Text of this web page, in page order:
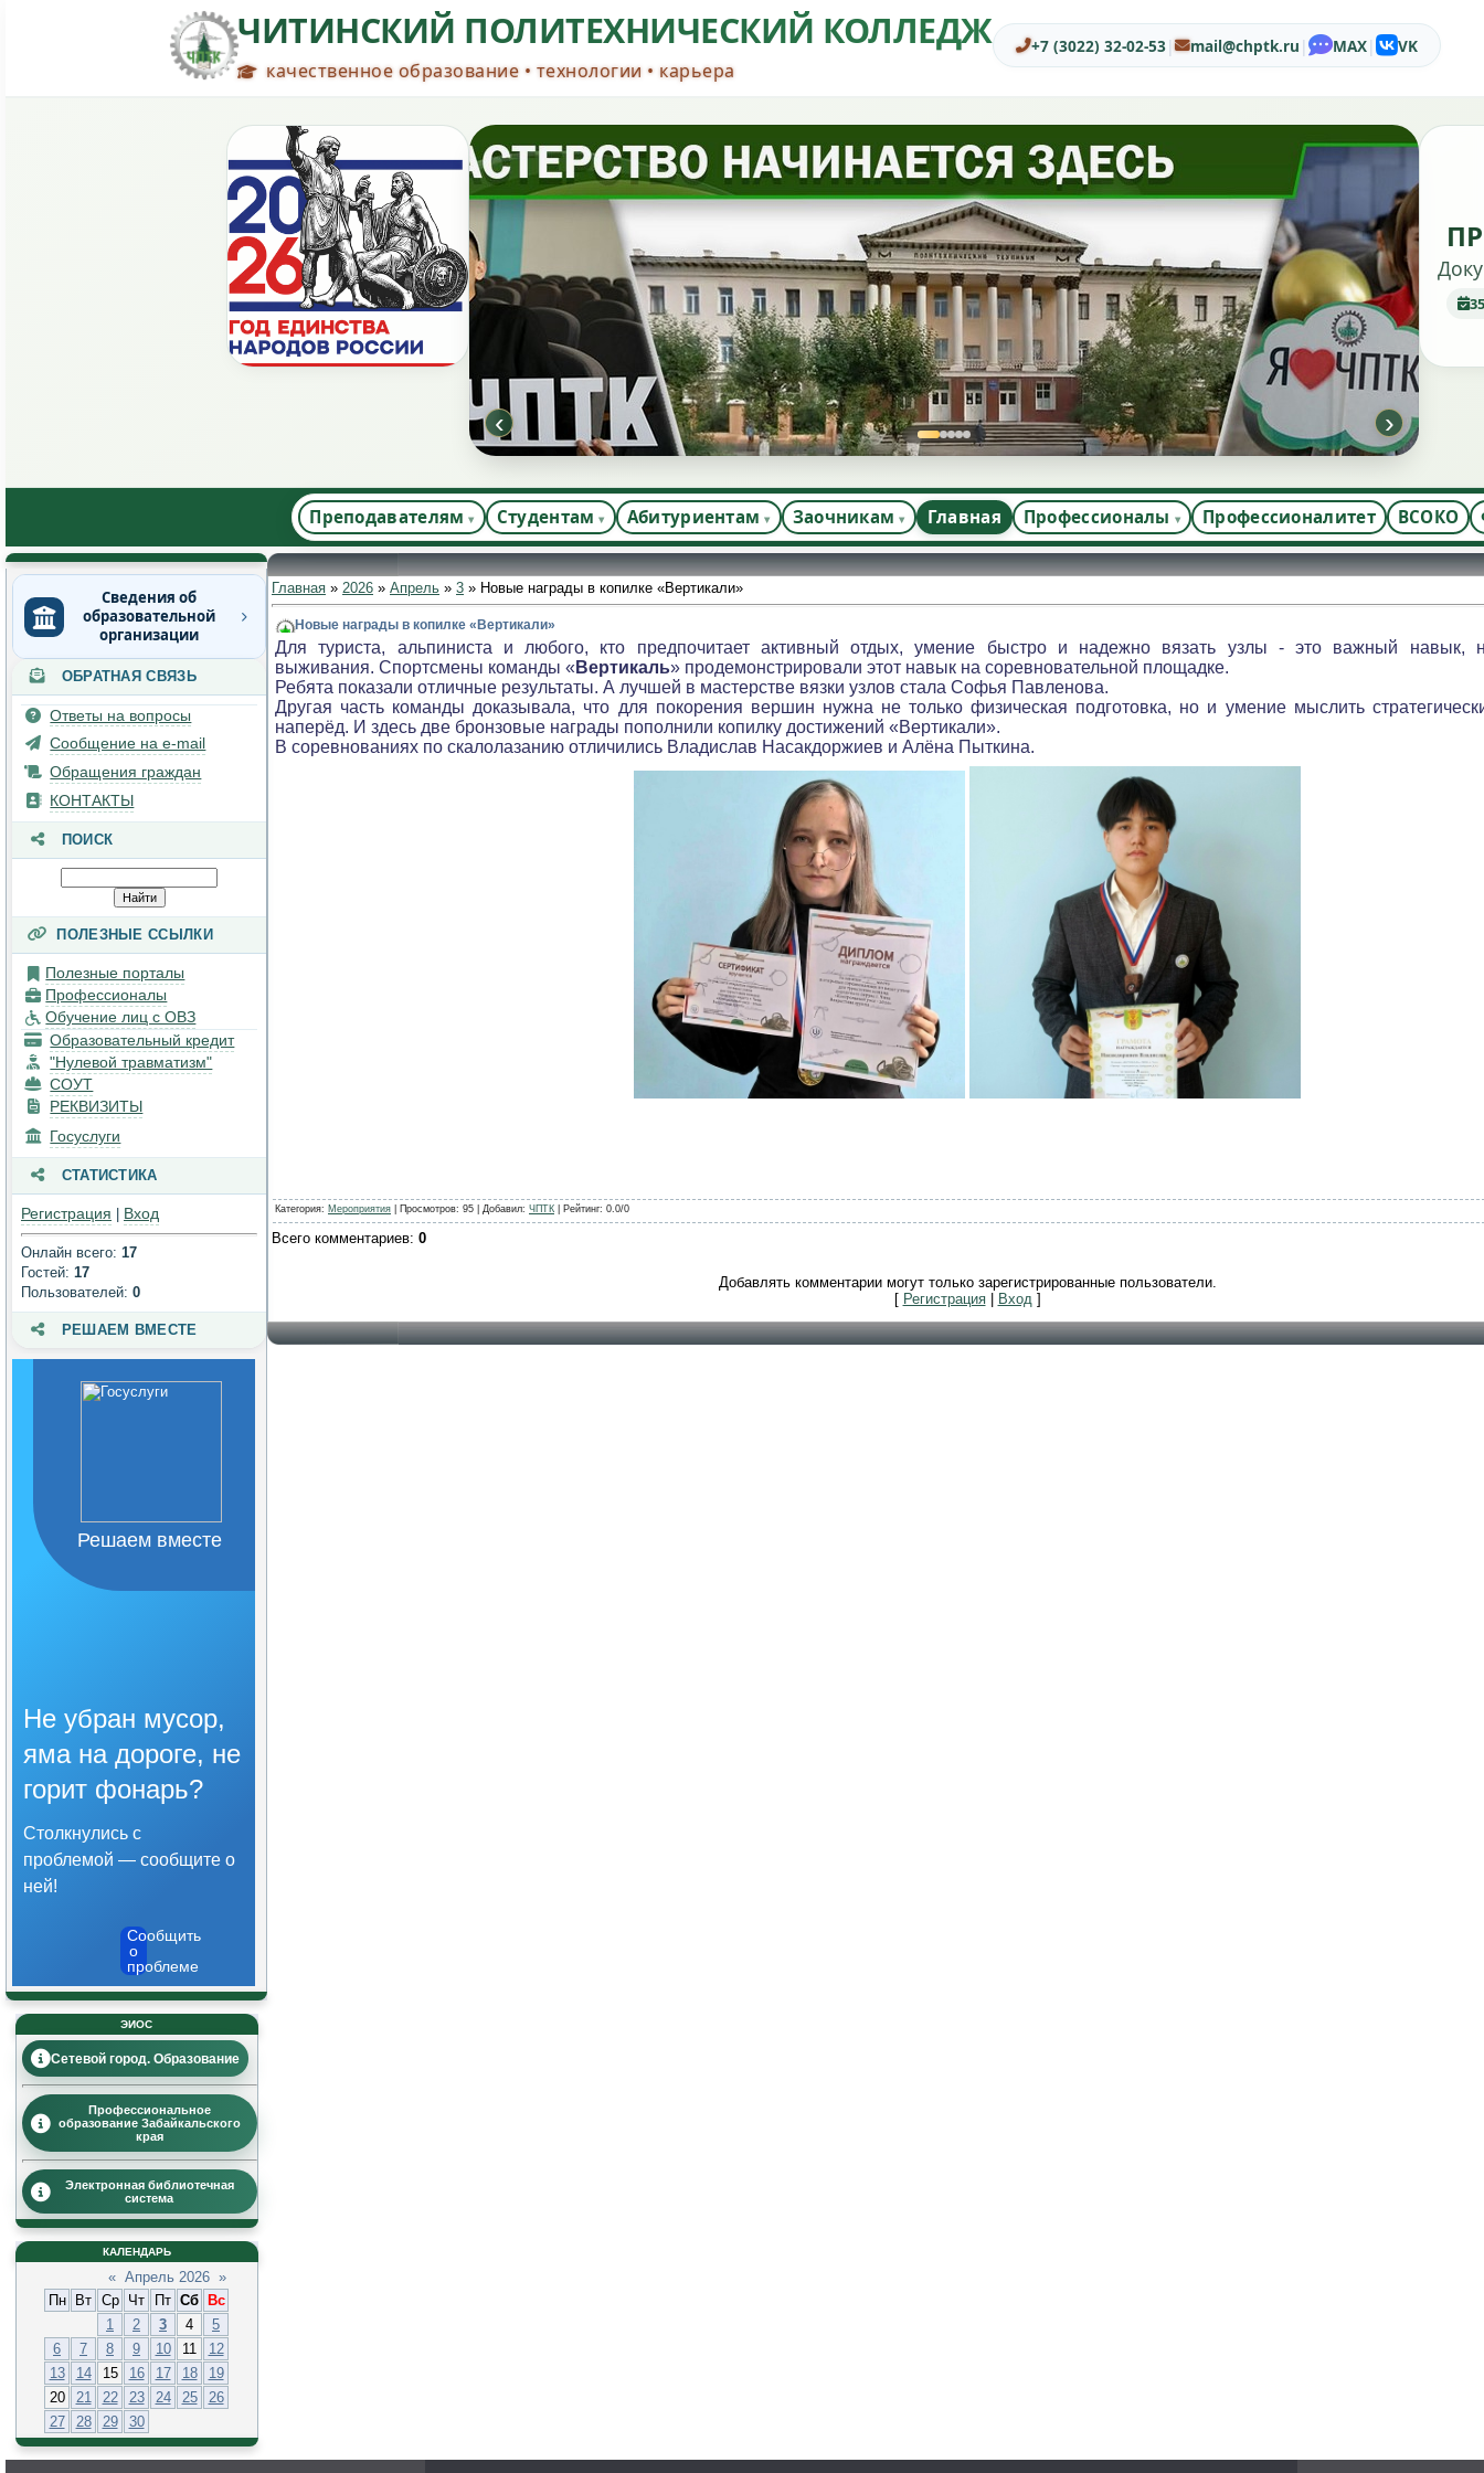
ЧИТИНСКИЙ ПОЛИТЕХНИЧЕСКИЙ КОЛЛЕДЖ
качественное образование • технологии • карьера
+7 (3022) 32-02-53| mail@chptk.ru | MAX| VK
‹ ›
Преподавателям Студентам Абитуриентам Заочникам Главная Профессионалы Профессионалитет ВСОКО
Сведения об
образовательной
организации
Основные сведения
Структура и органы
управления
образовательной
организацией
Документы
Образование
Руководство
Педагогический состав
Материально-техническое
оснащенность
образовательного
процесса. Доступная среда
Платные образовательные
услуги
Финансово-хозяйственная
деятельность
Вакантные места для
приема (перевода)
обучающихся
Стипендии и меры
поддержки обучающихся
Международное
сотрудничество
Организация питания в
образовательной
Образовательные
стандарты и требования
ОБРАТНАЯ СВЯЗЬ
Ответы на вопросы
Сообщение на e-mail
Обращения граждан
КОНТАКТЫ
ПОИСК
ПОЛЕЗНЫЕ ССЫЛКИ
Полезные порталы
Профессионалы
Обучение лиц с ОВЗ
Образовательный кредит
"Нулевой травматизм"
СОУТ
РЕКВИЗИТЫ
Госуслуги
СТАТИСТИКА
Регистрация Вход
Онлайн всего: 17
Гостей: 17
Пользователей: 0
РЕШАЕМ ВМЕСТЕ
Решаем вместе
Не убран мусор,
яма на дороге, не
горит фонарь?
Столкнулись с
проблемой — сообщите о
ней!
Сообщить
о
проблеме
ЭИОС
Сетевой город. Образование
Профессиональное
образование Забайкальского
края
Электронная библиотечная
система
КАЛЕНДАРЬ
« Апрель 2026 »
Пн
Вт Ср Чт Пт Сб
Вс
1
2 3 4
5
6
7 8 9 10 11
12
13
14 15 16 17 18
19
20
21 22 23 24 25
26
27
28 29 30
Главная » 2026 » Апрель » 3 » Новые награды в копилке «Вертикали»
Новые награды в копилке «Вертикали»
Для туриста, альпиниста и любого, кто предпочитает активный отдых, умение быстро и надежно вязать узлы - это важный навык,
выживания. Спортсмены команды « Вертикаль» продемонстрировали этот навык на соревновательной площадке.
Ребята показали отличные результаты. А лучшей в мастерстве вязки узлов стала Софья Павленова.
Другая часть команды доказывала, что для покорения вершин нужна не только физическая подготовка, но и умение мыслить
наперёд. И здесь две бронзовые награды пополнили копилку достижений «Вертикали».
В соревнованиях по скалолазанию отличились Владислав Насакдоржиев и Алёна Пыткина.
Категория: Мероприятия Просмотров: 95 | Добавил: ЧПТК Рейтинг: 0.0/0
Всего комментариев: 0
Добавлять комментарии могут только зарегистрированные пользователи.
[ Регистрация| Вход]